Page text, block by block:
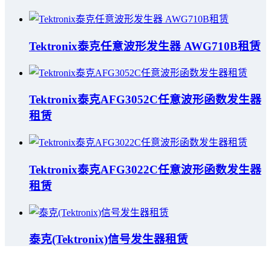
Tektronix泰克任意波形发生器 AWG710B租赁
Tektronix泰克AFG3052C任意波形函数发生器
租赁
Tektronix泰克AFG3022C任意波形函数发生器
租赁
泰克(Tektronix)信号发生器租赁